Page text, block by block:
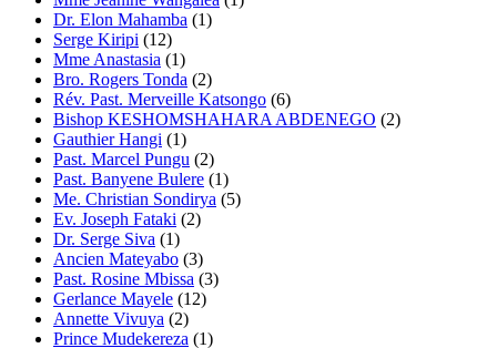
Dr. Elon Mahamba (1)
Serge Kiripi (12)
Mme Anastasia (1)
Bro. Rogers Tonda (2)
Rév. Past. Merveille Katsongo (6)
Bishop KESHOMSHAHARA ABDENEGO (2)
Gauthier Hangi (1)
Past. Marcel Pungu (2)
Past. Banyene Bulere (1)
Me. Christian Sondirya (5)
Ev. Joseph Fataki (2)
Dr. Serge Siva (1)
Ancien Mateyabo (3)
Past. Rosine Mbissa (3)
Gerlance Mayele (12)
Annette Vivuya (2)
Prince Mudekereza (1)